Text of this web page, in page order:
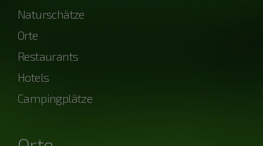
Naturschätze
Orte
Restaurants
Hotels
Campingplätze